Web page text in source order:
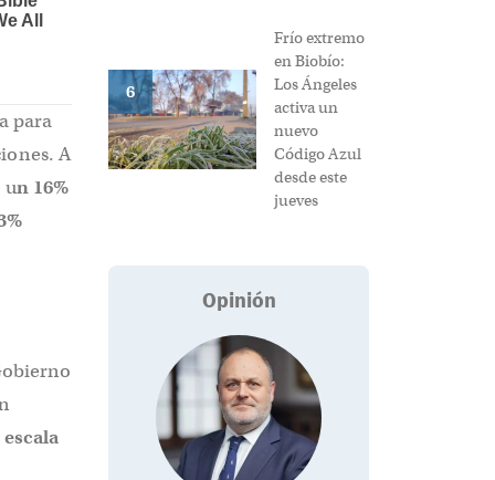
para
A
un 16%
6
Frío extremo
en Biobío:
Los Ángeles
activa un
nuevo
Código Azul
desde este
jueves
Opinión